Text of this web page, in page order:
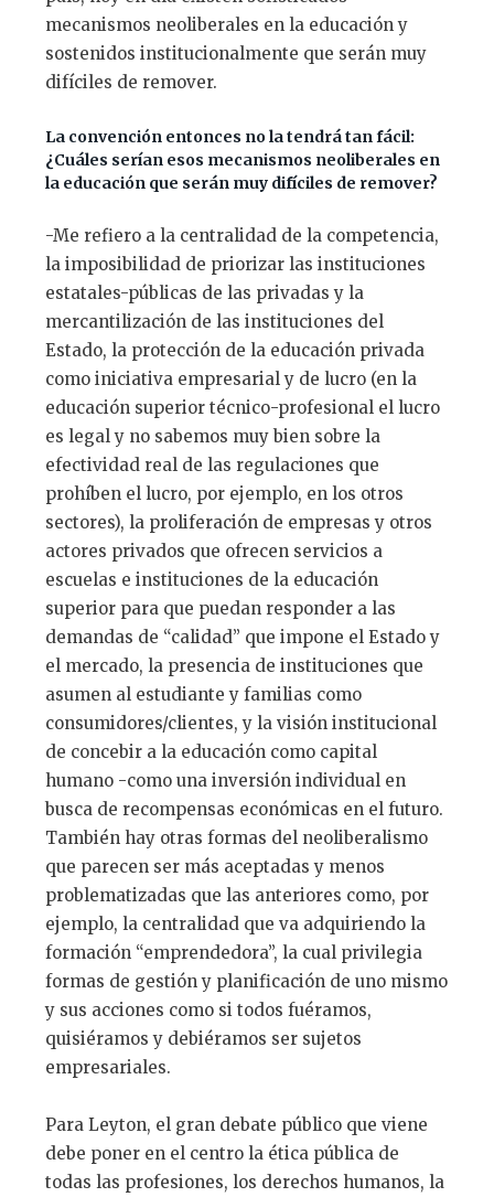
mecanismos neoliberales en la educación y
sostenidos institucionalmente que serán muy
difíciles de remover.
La convención entonces no la tendrá tan fácil:
¿Cuáles serían esos mecanismos neoliberales en
la educación que serán muy difíciles de remover?
-Me refiero a la centralidad de la competencia,
la imposibilidad de priorizar las instituciones
estatales-públicas de las privadas y la
mercantilización de las instituciones del
Estado, la protección de la educación privada
como iniciativa empresarial y de lucro (en la
educación superior técnico-profesional el lucro
es legal y no sabemos muy bien sobre la
efectividad real de las regulaciones que
prohíben el lucro, por ejemplo, en los otros
sectores), la proliferación de empresas y otros
actores privados que ofrecen servicios a
escuelas e instituciones de la educación
superior para que puedan responder a las
demandas de “calidad” que impone el Estado y
el mercado, la presencia de instituciones que
asumen al estudiante y familias como
consumidores/clientes, y la visión institucional
de concebir a la educación como capital
humano -como una inversión individual en
busca de recompensas económicas en el futuro.
También hay otras formas del neoliberalismo
que parecen ser más aceptadas y menos
problematizadas que las anteriores como, por
ejemplo, la centralidad que va adquiriendo la
formación “emprendedora”, la cual privilegia
formas de gestión y planificación de uno mismo
y sus acciones como si todos fuéramos,
quisiéramos y debiéramos ser sujetos
empresariales.
Para Leyton, el gran debate público que viene
debe poner en el centro la ética pública de
todas las profesiones, los derechos humanos, la